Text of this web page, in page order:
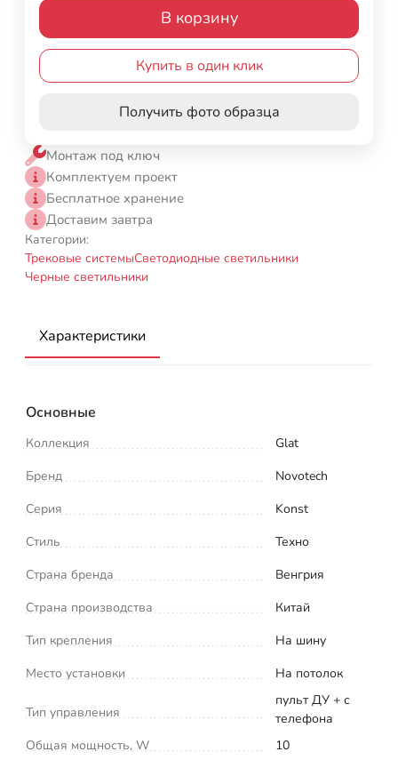
В корзину
Купить в один клик
Получить фото образца
Монтаж под ключ
Комплектуем проект
Бесплатное хранение
Доставим завтра
Категории:
Трековые системыСветодиодные светильники
Черные светильники
Характеристики
Основные
Коллекция
Glat
Бренд
Novotech
Серия
Konst
Стиль
Техно
Страна бренда
Венгрия
Страна производства
Китай
Тип крепления
На шину
Место установки
На потолок
Тип управления
пульт ДУ + с
телефона
Общая мощность, W
10